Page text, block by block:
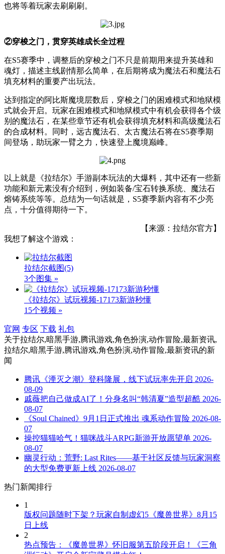
也将等着玩家去刷刷刷。
②穿梭之门，贯穿英雄成长全过程
在S5赛季中，调整后的穿梭之门不只是前期用来提升英雄和
魂灯，描述主线剧情那么简单，在后期将成为魔法石和魔法石
填充材料的重要产出玩法。
达到指定的阿比斯魔境层数后，穿梭之门的困难模式和地狱模
式就会开启。玩家在困难模式和地狱模式中有机会获得各个级
别的魔法石，在某些章节还有机会获得填充材料和高级魔法石
的合成材料。同时，远古魔法石、太古魔法石将在S5赛季期
间登场，助玩家一臂之力，快速登上魔境巅峰。
以上就是《拉结尔》手游副本玩法的大爆料，其中还有一些新
功能和新元素没有介绍到，例如装备/宝石转换系统、魔法石
熔铸系统等等。总结为一句话就是，S5赛季新内容有不少亮
点，十分值得期待一下。
【来源：拉结尔官方】
我想了解这个游戏：
拉结尔截图(5)
3个图集 »
《拉结尔》试玩视频-17173新游秒懂
15个视频 »
官网 专区 下载 礼包
关于拉结尔,暗黑手游,腾讯游戏,角色扮演,动作冒险,最新资讯,
拉结尔,暗黑手游,腾讯游戏,角色扮演,动作冒险,最新资讯的新
闻
腾讯《湮灭之潮》登科隆展，线下试玩率先开启 2026-
08-09
戚薇把自己做成AI了！分身名叫“韩清夏”造型超酷 2026-
08-07
《Soul Chained》9月1日正式推出 魂系动作冒险 2026-08-
07
操控猫猫哈气！猫咪战斗ARPG新游开放愿望单 2026-
08-07
幽灵行动：荒野: Last Rites——基于社区反馈与玩家洞察
的大型免费更新上线 2026-08-07
热门新闻排行
1
版权问题随时下架？玩家自制虚幻5《魔兽世界》8月15
日上线
2
热点预告：《魔兽世界》怀旧服第五阶段开启！《三角